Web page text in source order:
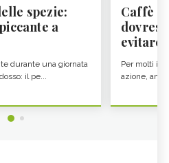
spezie:
a
durante una giornata
il pe...
Caffè
evitare
Per molti il
azione,